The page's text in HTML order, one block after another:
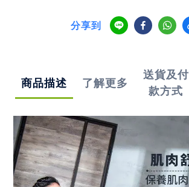
分享到
商品描述 了解更多
送貨及付
款方式